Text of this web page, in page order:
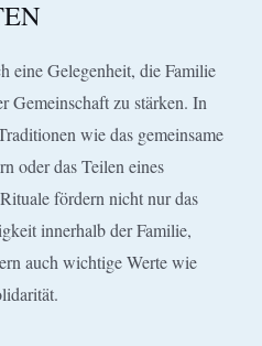
eine Gelegenheit, die Familie
Gemeinschaft zu stärken. In
wie das gemeinsame
oder das Teilen eines
fördern nicht nur das
innerhalb der Familie,
auch wichtige Werte wie